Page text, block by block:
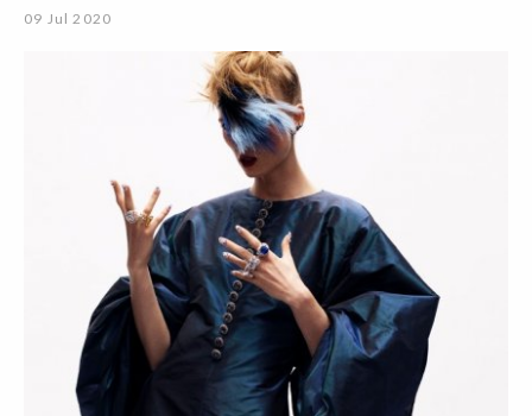
09 Jul 2020